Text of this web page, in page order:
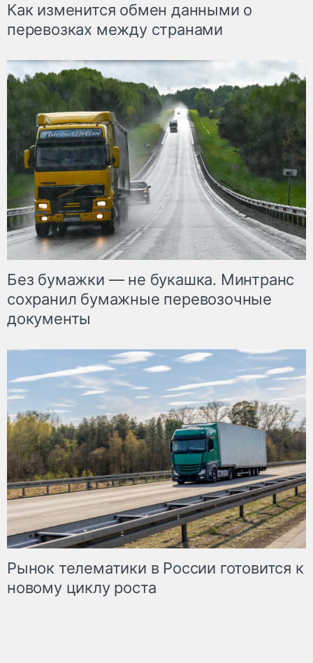
Как изменится обмен данными о
перевозках между странами
Без бумажки — не букашка. Минтранс
сохранил бумажные перевозочные
документы
Рынок телематики в России готовится к
новому циклу роста